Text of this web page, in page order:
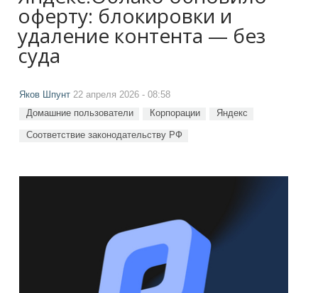
оферту: блокировки и
удаление контента — без
суда
Яков Шпунт 22 апреля 2026 - 08:58
Домашние пользователи Корпорации Яндекс
Соответствие законодательству РФ